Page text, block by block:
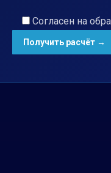
Согласен на